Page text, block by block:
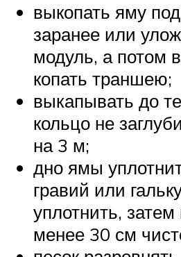
выкопать яму
заранее или
модуль, а потом
копать траншею;
выкапывать до
кольцо не
на 3 м;
дно ямы
гравий или
уплотнить,
менее 30 см